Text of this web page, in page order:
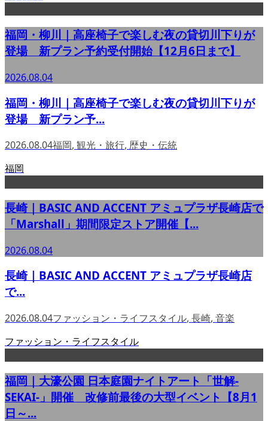
福岡・柳川｜高座椅子で楽しむ夜の貸切川下りが
登場 新プラン予約受付開始【12月6日まで】
2026.08.04
福岡・柳川｜高座椅子で楽しむ夜の貸切川下りが
登場 新プラン予...
2026.08.04福岡, 観光・旅行, 歴史・伝統
福岡
長崎｜BASIC AND ACCENT アミュプラザ長崎店で
「Marshall」期間限定ストア開催【...
2026.08.04
長崎｜BASIC AND ACCENT アミュプラザ長崎店
で...
2026.08.04ファッション・ライフスタイル, 長崎, 音楽
ファッション・ライフスタイル
福岡｜大濠公園 日本庭園ナイトアート「世解-
SEKAI-」開催 改修前最後の大型イベント【8月1
日～...